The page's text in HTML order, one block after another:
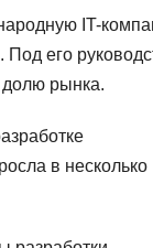
IT-
Под его
долю рынка.
в несколько